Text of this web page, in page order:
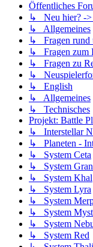
Öffentliches
↳ Neu hier? ->
↳ Allgemeines
↳ Fragen rund
↳ Fragen zum
↳ Fragen zu
↳
↳ English
↳ Allgemeines
↳ Technisches
Projekt: Battle
↳ Interstellar
↳ Planeten -
↳ System Ceta
↳ System
↳ System Khal
↳ System Lyra
↳ System
↳ System
↳ System
↳ System Red